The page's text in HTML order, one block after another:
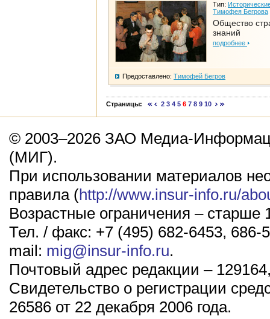
Тип:
Тимофея Бегрова
Общество
знаний
подробнее
Предоставлено: Тимофей Бегров
Страницы: 2 3 4 5 6 7 8 9 10
© 2003–2026 ЗАО Медиа-
(МИГ).
При использовании материалов
правила (http://www.insur-info.ru/
Возрастные ограничения – старше
Тел. / факс: +7 (495) 682-6453, 686-
mail: mig@insur-info.ru.
Почтовый адрес редакции –
Свидетельство о регистрации
26586 от 22 декабря 2006 года.